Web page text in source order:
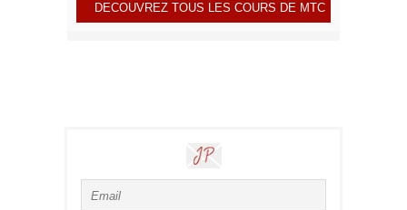
DECOUVREZ TOUS LES COURS DE MTC